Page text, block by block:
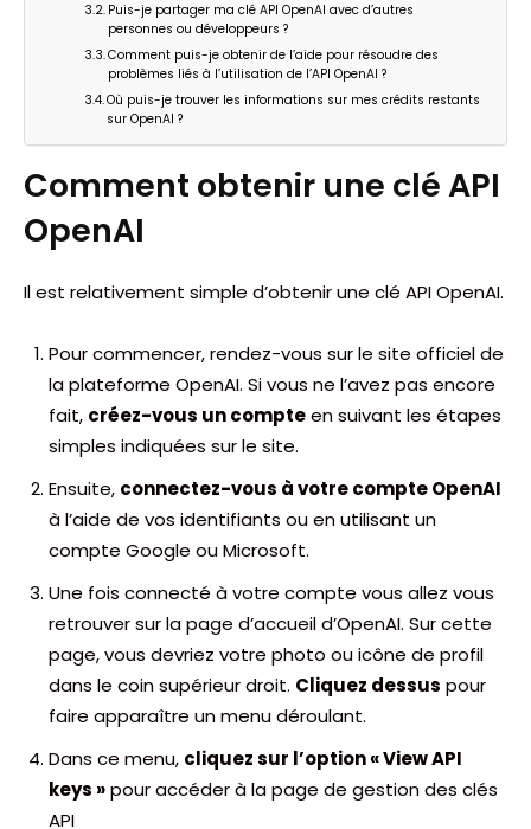
Puis-je partager ma clé API OpenAI avec d’autres
personnes ou développeurs ?
Comment puis-je obtenir de l’aide pour résoudre des
problèmes liés à l’utilisation de l’API OpenAI ?
Où puis-je trouver les informations sur mes crédits restants
sur OpenAI ?
Comment obtenir une clé API
OpenAI
Il est relativement simple d’obtenir une clé API OpenAI.
Pour commencer, rendez-vous sur le site officiel de
la plateforme OpenAI. Si vous ne l’avez pas encore
fait, créez-vous un compteen suivant les étapes
simples indiquées sur le site.
Ensuite, connectez-vous à votre compte OpenAI
à l’aide de vos identifiants ou en utilisant un
compte Google ou Microsoft.
Une fois connecté à votre compte vous allez vous
retrouver sur la page d’accueil d’OpenAI. Sur cette
page, vous devriez votre photo ou icône de profil
dans le coin supérieur droit. Cliquez dessus pour
faire apparaître un menu déroulant.
Dans ce menu, cliquez sur l’option « View API
keys »pour accéder à la page de gestion des clés
API